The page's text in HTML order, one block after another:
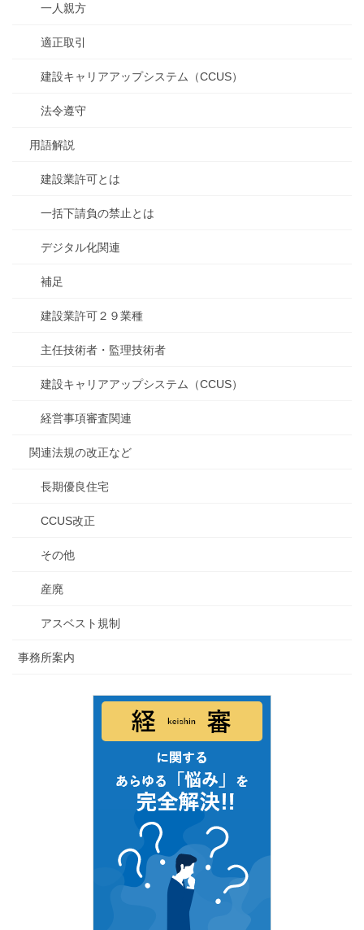
一人親方
適正取引
建設キャリアアップシステム（CCUS）
法令遵守
用語解説
建設業許可とは
一括下請負の禁止とは
デジタル化関連
補足
建設業許可２９業種
主任技術者・監理技術者
建設キャリアアップシステム（CCUS）
経営事項審査関連
関連法規の改正など
長期優良住宅
CCUS改正
その他
産廃
アスベスト規制
事務所案内